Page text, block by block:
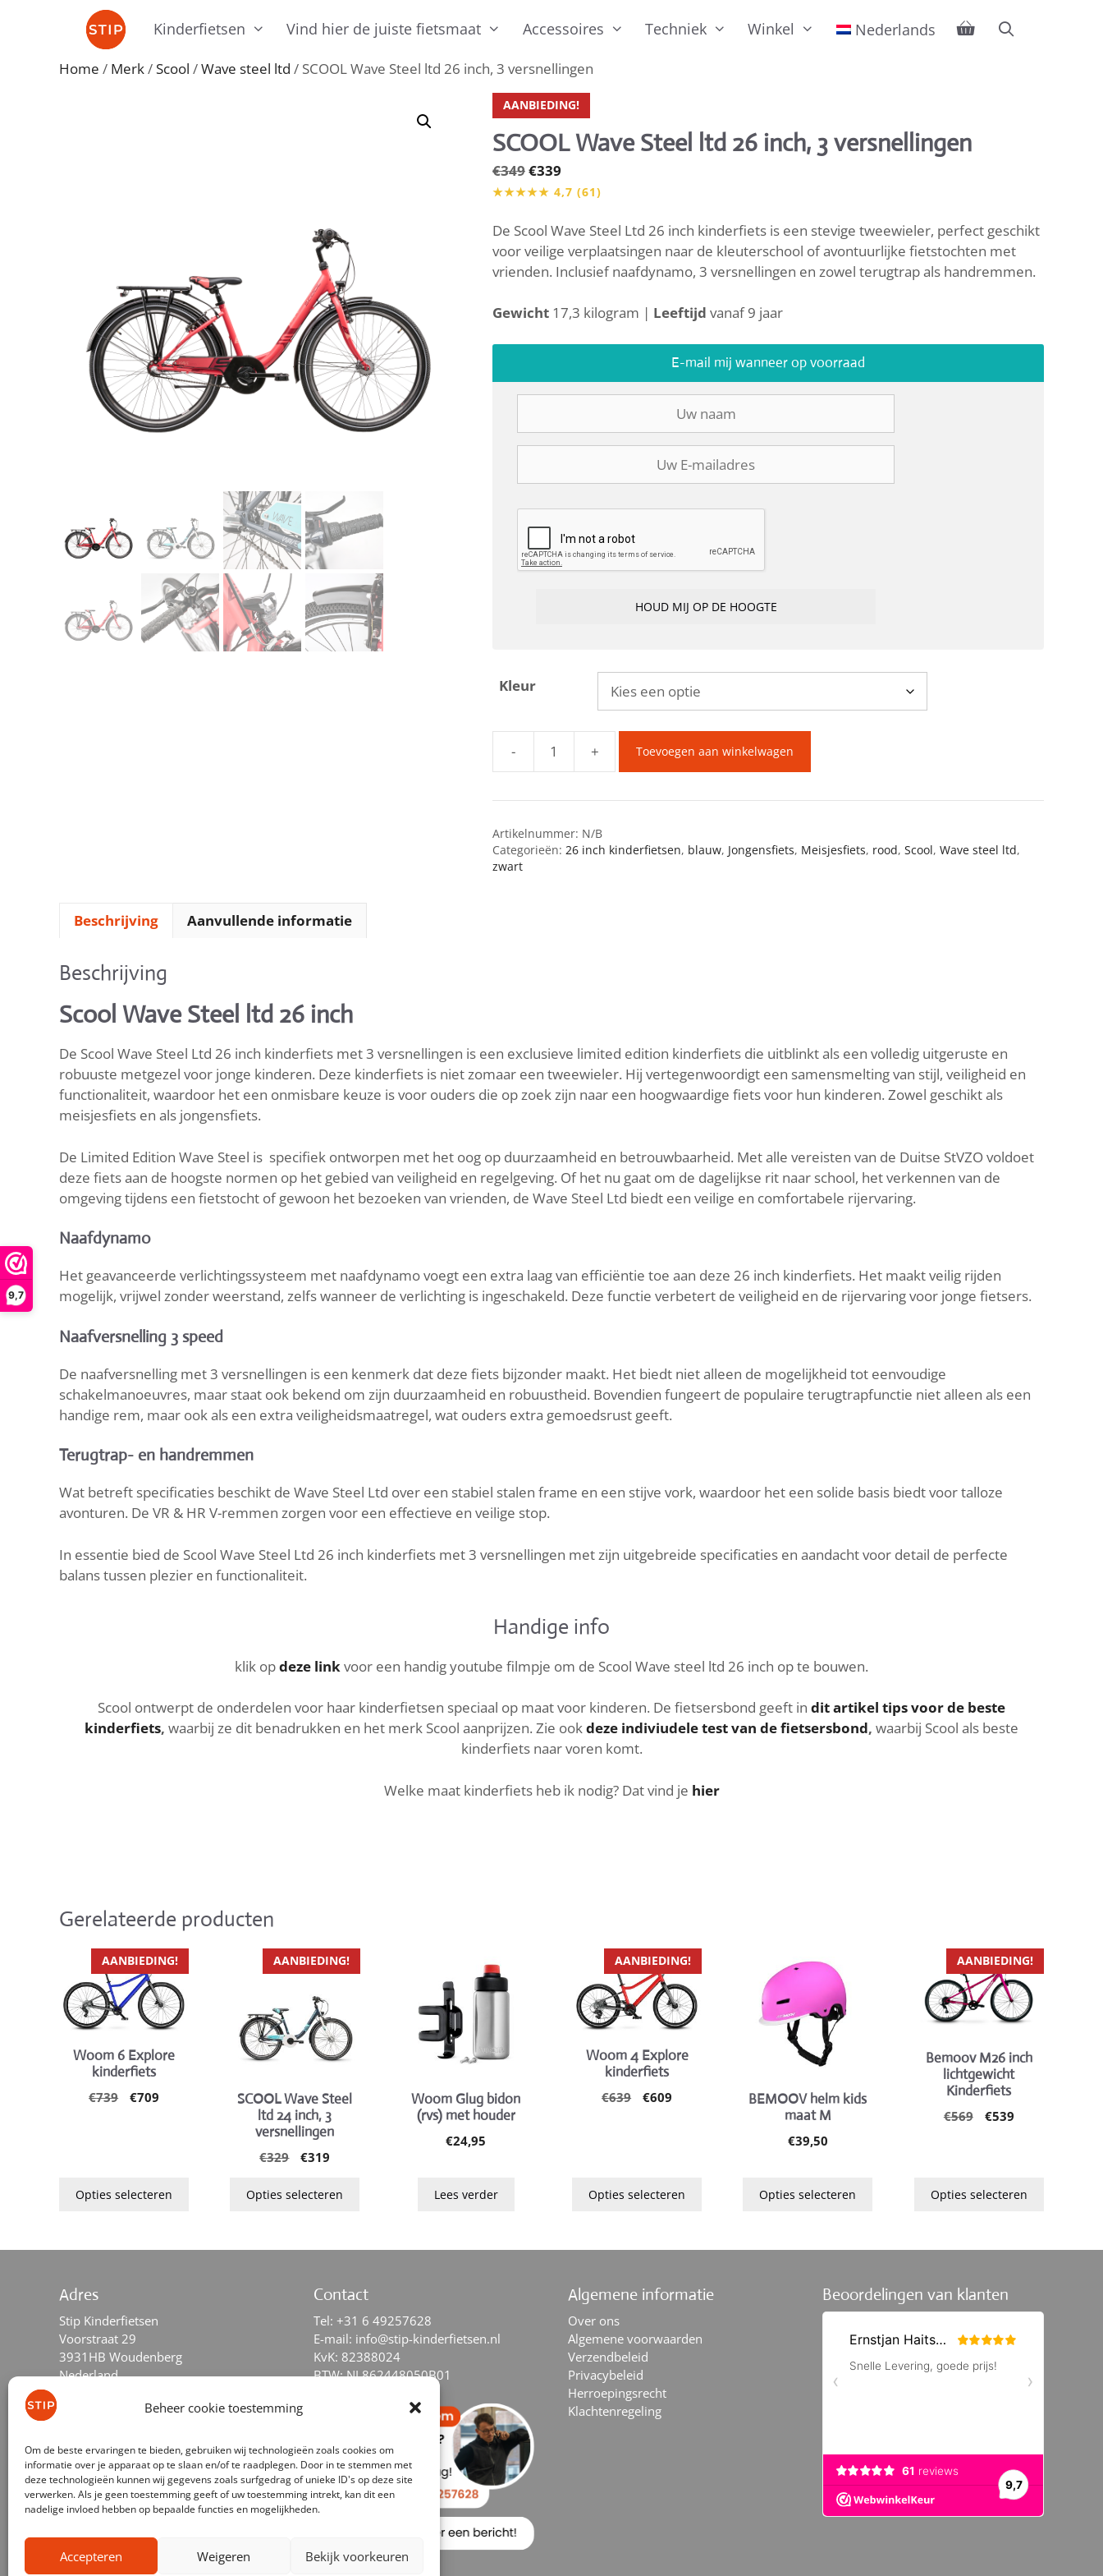
9,7
Beheer cookie toestemming
Om de beste ervaringen te bieden, gebruiken wij technologieën zoals cookies om
informatie over je apparaat op te slaan en/of te raadplegen. Door in te stemmen met
deze technologieën kunnen wij gegevens zoals surfgedrag of unieke ID's op deze site
verwerken. Als je geen toestemming geeft of uw toestemming intrekt, kan dit een
nadelige invloed hebben op bepaalde functies en mogelijkheden.
Accepteren Weigeren Bekijk voorkeuren
Kinderfietsen Vind hier de juiste fietsmaat Accessoires Techniek Winkel Nederlands
Home / Merk/Scool /Wave steel ltd / SCOOL Wave Steel ltd 26 inch, 3 versnellingen
AANBIEDING!
SCOOL Wave Steel ltd 26 inch, 3 versnellingen
€349Oorspronkelijke
prijs
€349.
€339
prijs
€339.
De Scool Wave Steel Ltd 26 inch kinderfiets is een stevige tweewieler, perfect geschikt
voor veilige verplaatsingen naar de kleuterschool of avontuurlijke fietstochten met
vrienden. Inclusief naafdynamo, 3 versnellingen en zowel terugtrap als handremmen.
Gewicht 17,3 kilogram | Leeftijd vanaf 9 jaar
E-mail mij wanneer op voorraad
Kleur
-
Steel
26
inch,
+ Toevoegen aan winkelwagen
Artikelnummer: N/B
Categorieën: 26 inch kinderfietsen, blauw, Jongensfiets, Meisjesfiets, rood, Scool, Wave steel ltd,
zwart
Beschrijving Aanvullende informatie
Beschrijving
Scool Wave Steel ltd 26 inch
De Scool Wave Steel Ltd 26 inch kinderfiets met 3 versnellingen is een exclusieve limited edition kinderfiets die uitblinkt als een volledig uitgeruste en
robuuste metgezel voor jonge kinderen. Deze kinderfiets is niet zomaar een tweewieler. Hij vertegenwoordigt een samensmelting van stijl, veiligheid en
functionaliteit, waardoor het een onmisbare keuze is voor ouders die op zoek zijn naar een hoogwaardige fiets voor hun kinderen. Zowel geschikt als
meisjesfiets en als jongensfiets.
De Limited Edition Wave Steel is specifiek ontworpen met het oog op duurzaamheid en betrouwbaarheid. Met alle vereisten van de Duitse StVZO voldoet
deze fiets aan de hoogste normen op het gebied van veiligheid en regelgeving. Of het nu gaat om de dagelijkse rit naar school, het verkennen van de
omgeving tijdens een fietstocht of gewoon het bezoeken van vrienden, de Wave Steel Ltd biedt een veilige en comfortabele rijervaring.
Naafdynamo
Het geavanceerde verlichtingssysteem met naafdynamo voegt een extra laag van efficiëntie toe aan deze 26 inch kinderfiets. Het maakt veilig rijden
mogelijk, vrijwel zonder weerstand, zelfs wanneer de verlichting is ingeschakeld. Deze functie verbetert de veiligheid en de rijervaring voor jonge fietsers.
Naafversnelling 3 speed
De naafversnelling met 3 versnellingen is een kenmerk dat deze fiets bijzonder maakt. Het biedt niet alleen de mogelijkheid tot eenvoudige
schakelmanoeuvres, maar staat ook bekend om zijn duurzaamheid en robuustheid. Bovendien fungeert de populaire terugtrapfunctie niet alleen als een
handige rem, maar ook als een extra veiligheidsmaatregel, wat ouders extra gemoedsrust geeft.
Terugtrap- en handremmen
Wat betreft specificaties beschikt de Wave Steel Ltd over een stabiel stalen frame en een stijve vork, waardoor het een solide basis biedt voor talloze
avonturen. De VR & HR V-remmen zorgen voor een effectieve en veilige stop.
In essentie bied de Scool Wave Steel Ltd 26 inch kinderfiets met 3 versnellingen met zijn uitgebreide specificaties en aandacht voor detail de perfecte
balans tussen plezier en functionaliteit.
Handige info
klik opdeze link voor een handig youtube filmpje om de Scool Wave steel ltd 26 inch op te bouwen.
Scool ontwerpt de onderdelen voor haar kinderfietsen speciaal op maat voor kinderen. De fietsersbond geeft in dit artikel tips voor de beste
kinderfiets, waarbij ze dit benadrukken en het merk Scool aanprijzen. Zie ookdeze indiviudele test van de fietsersbond, waarbij Scool als beste
kinderfiets naar voren komt.
Welke maat kinderfiets heb ik nodig? Dat vind je hier
Gerelateerde producten
AANBIEDING!
Woom 6 Explore
kinderfiets
€739
Oorspronkelijke
€709
Opties selecteren
product
heeft
meerdere
Deze
productpagina
AANBIEDING!
SCOOL Wave Steel
ltd 24 inch, 3
versnellingen
€329
Oorspronkelijke
was:
€319
is:
Opties selecteren
product
meerdere
variaties.
Deze
kan
gekozen
worden
productpagina
Woom Glug bidon
(rvs) met houder
€24,95
Lees verder
AANBIEDING!
Woom 4 Explore
kinderfiets
€639
Oorspronkelijke
€609
Opties selecteren
product
heeft
meerdere
Deze
productpagina
BEMOOV helm kids
maat M
€39,50
Opties selecteren
product
heeft
meerdere
variaties.
kan
gekozen
worden
productpagina
AANBIEDING!
Bemoov M26 inch
lichtgewicht
Kinderfiets
€569
Oorspronkelijke
€539Huidige
Opties selecteren
product
heeft
meerdere
Deze
optie
gekozen
productpagina
Adres
Stip Kinderfietsen
Voorstraat 29
3931HB Woudenberg
Nederland
facebookinstagramyoutubetiktok
Contact
Tel: +31 6 49257628
E-mail: info@stip-kinderfietsen.nl
KvK: 82388024
BTW: NL862448050B01
Algemene informatie
Over ons
Algemene voorwaarden
Verzendbeleid
Privacybeleid
Herroepingsrecht
Klachtenregeling
Beoordelingen van klanten